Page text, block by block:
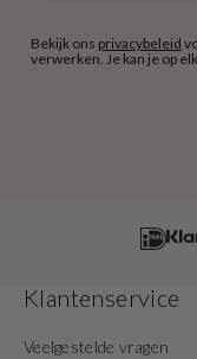
Bekijk ons privacybeleid
verwerken. Je kan je op
Klantenservice
Veelgestelde vragen